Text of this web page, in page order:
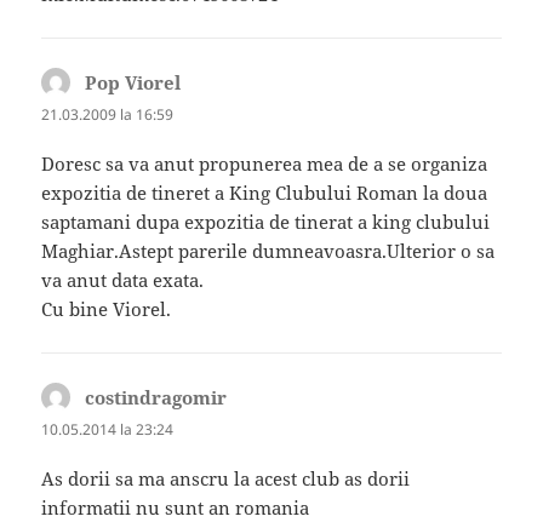
Pop Viorel
21.03.2009 la 16:59
Doresc sa va anut propunerea mea de a se organiza
expozitia de tineret a King Clubului Roman la doua
saptamani dupa expozitia de tinerat a king clubului
Maghiar.Astept parerile dumneavoasra.Ulterior o sa
va anut data exata.
Cu bine Viorel.
costindragomir
10.05.2014 la 23:24
As dorii sa ma anscru la acest club as dorii
informatii nu sunt an romania